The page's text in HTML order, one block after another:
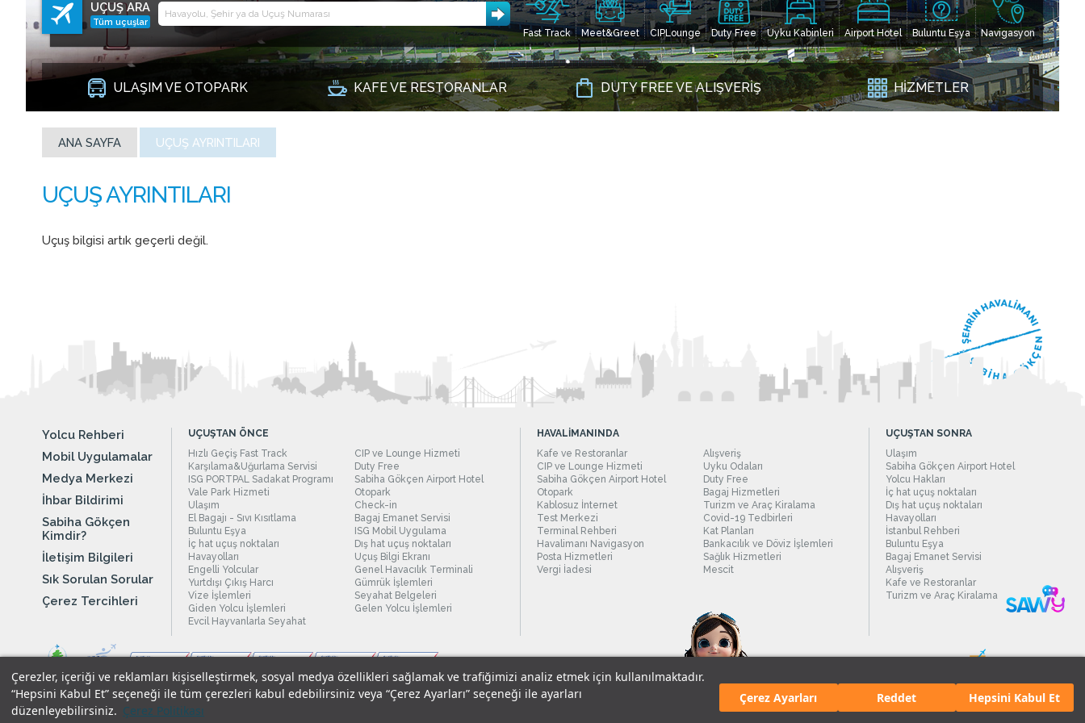
Çerezler, içeriği ve reklamları kişiselleştirmek, sosyal medya özellikleri sağlamak ve trafiğimizi analiz etmek için kullanılmaktadır.
“Hepsini Kabul Et” seçeneği ile tüm çerezleri kabul edebilirsiniz veya “Çerez Ayarları” seçeneği ile ayarları
düzenleyebilirsiniz. Çerez Politikası
Çerez Ayarları Reddet Hepsini Kabul Et
UÇUŞ ARA
Tüm uçuşlar
Fast Track Meet&Greet CIPLounge Duty Free Uyku Kabinleri Airport Hotel Buluntu Eşya Navigasyon
ULAŞIM VE OTOPARK KAFE VE RESTORANLAR DUTY FREE VE ALIŞVERİŞ HİZMETLER
ANA SAYFA UÇUŞ AYRINTILARI
Uçuş bilgisi artık geçerli değil.
Yolcu Rehberi
Mobil Uygulamalar
Medya Merkezi
İhbar Bildirimi
Sabiha Gökçen
Kimdir?
İletişim Bilgileri
Sık Sorulan Sorular
Çerez Tercihleri
UÇUŞTAN ÖNCE
Hızlı Geçiş Fast Track
CIP ve Lounge Hizmeti
Karşılama&Uğurlama Servisi
Duty Free
ISG PORTPAL Sadakat Programı
Sabiha Gökçen Airport Hotel
Vale Park Hizmeti
Otopark
Ulaşım
Check-in
El Bagajı - Sıvı Kısıtlama
Bagaj Emanet Servisi
Buluntu Eşya
ISG Mobil Uygulama
İç hat uçuş noktaları
Dış hat uçuş noktaları
Havayolları
Uçuş Bilgi Ekranı
Engelli Yolcular
Genel Havacılık Terminali
Yurtdışı Çıkış Harcı
Gümrük İşlemleri
Vize İşlemleri
Seyahat Belgeleri
Giden Yolcu İşlemleri
Gelen Yolcu İşlemleri
Evcil Hayvanlarla Seyahat
HAVALİMANINDA
Kafe ve Restoranlar
Alışveriş
CIP ve Lounge Hizmeti
Uyku Odaları
Sabiha Gökçen Airport Hotel
Duty Free
Otopark
Bagaj Hizmetleri
Kablosuz İnternet
Turizm ve Araç Kiralama
Test Merkezi
Covid-19 Tedbirleri
Terminal Rehberi
Kat Planları
Havalimanı Navigasyon
Bankacılık ve Döviz İşlemleri
Posta Hizmetleri
Sağlık Hizmetleri
Vergi İadesi
Mescit
UÇUŞTAN SONRA
Ulaşım
Sabiha Gökçen Airport Hotel
Yolcu Hakları
İç hat uçuş noktaları
Dış hat uçuş noktaları
Havayolları
İstanbul Rehberi
Buluntu Eşya
Bagaj Emanet Servisi
Alışveriş
Kafe ve Restoranlar
Turizm ve Araç Kiralama
Yasal Uyarılar Çerez Politikamız